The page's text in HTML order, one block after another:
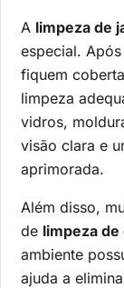
A limpeza de
especial.
fiquem
limpeza
vidros,
visão clara e
aprimorada.
Além disso,
de limpeza
ambiente
ajuda a